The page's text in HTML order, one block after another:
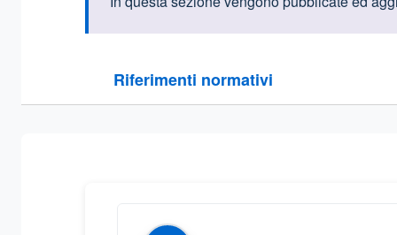
Riferimenti normativi
Sezione compressa